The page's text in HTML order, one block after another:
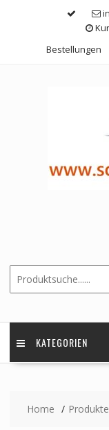
Bestellungen
KATEGORIEN
Home Produkte